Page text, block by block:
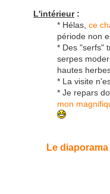
L'intérieur:
* Hélas, ce
période non
* Des "serfs"
serpes
hautes
* La visite
* Je repars
mon
Le